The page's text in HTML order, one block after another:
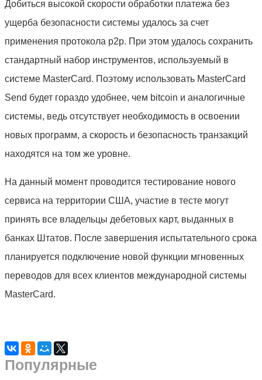
Добиться высокой скорости обработки платежа без
ущерба безопасности системы удалось за счет
применения протокола p2p. При этом удалось сохранить
стандартный набор инструментов, используемый в
системе MasterCard. Поэтому использовать MasterCard
Send будет гораздо удобнее, чем bitcoin и аналогичные
системы, ведь отсутствует необходимость в освоении
новых программ, а скорость и безопасность транзакций
находятся на том же уровне.
На данный момент проводится тестирование нового
сервиса на территории США, участие в тесте могут
принять все владельцы дебетовых карт, выданных в
банках Штатов. После завершения испытательного срока
планируется подключение новой функции мгновенных
переводов для всех клиентов международной системы
MasterCard.
Популярные